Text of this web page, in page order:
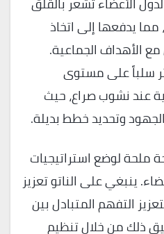
يدفعها إلى اتخاذ
الأهداف الجماعية.
سلباً على مستوى
عند نشوب صراع، حيث
وتحديد خطط بديلة.
ملحة لوضع استراتيجيات
ينبغي على الناتو تعزيز
التفهم المتبادل بين
ذلك من خلال تنظيم